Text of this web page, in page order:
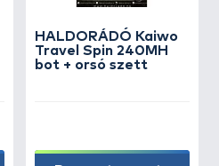
HALDORÁDÓ Kaiwo
Travel Spin 240MH
bot + orsó szett